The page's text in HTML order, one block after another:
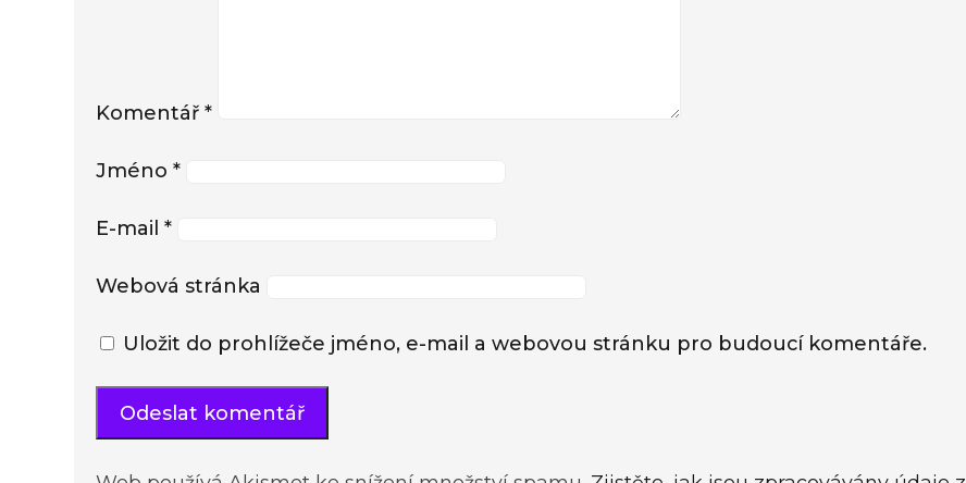
Komentář*
Jméno*
E-mail*
Webová stránka
Uložit do prohlížeče jméno, e-mail a webovou stránku pro budoucí komentáře.